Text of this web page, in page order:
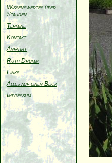
Wissenswertes über
Stauden
Termine
Kontakt
Anfahrt
Ruth Drumm
Links
Alles auf einen Blick
Impressum